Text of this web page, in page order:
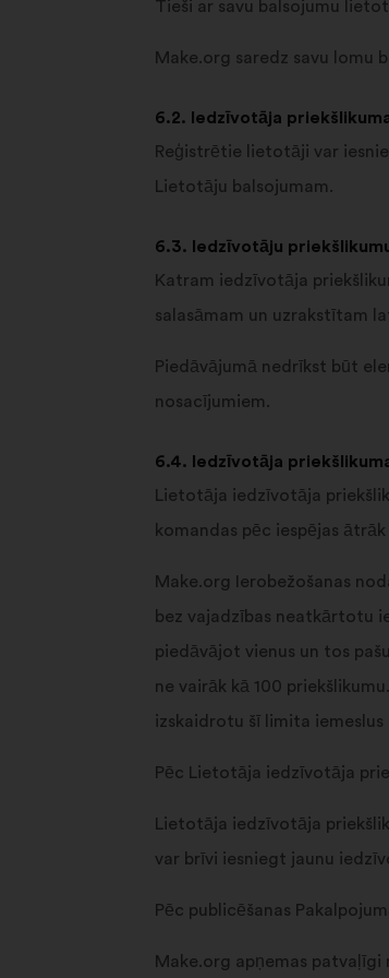
Tieši ar savu balsojumu
Make.org saredz savu lomu
6.2. Iedzīvotāja
Reģistrētie lietotāji var
Lietotāju balsojumam.
6.3. Iedzīvotāju
Katram iedzīvotāja
salasāmam un uzrakstītam
Piedāvājumā nedrīkst būt
nosacījumiem.
6.4. Iedzīvotāja
Lietotāja iedzīvotāja
komandas pēc iespējas
Make.org Ierobežošanas
bez vajadzības neatkārtotu
piedāvājot vienus un tos
ne vairāk kā 100
izskaidrotu šī limita
Pēc Lietotāja iedzīvotāja
Lietotāja iedzīvotāja
var brīvi iesniegt jaunu
Pēc publicēšanas
Make.org apņemas